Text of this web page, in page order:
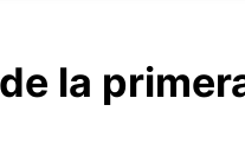
la